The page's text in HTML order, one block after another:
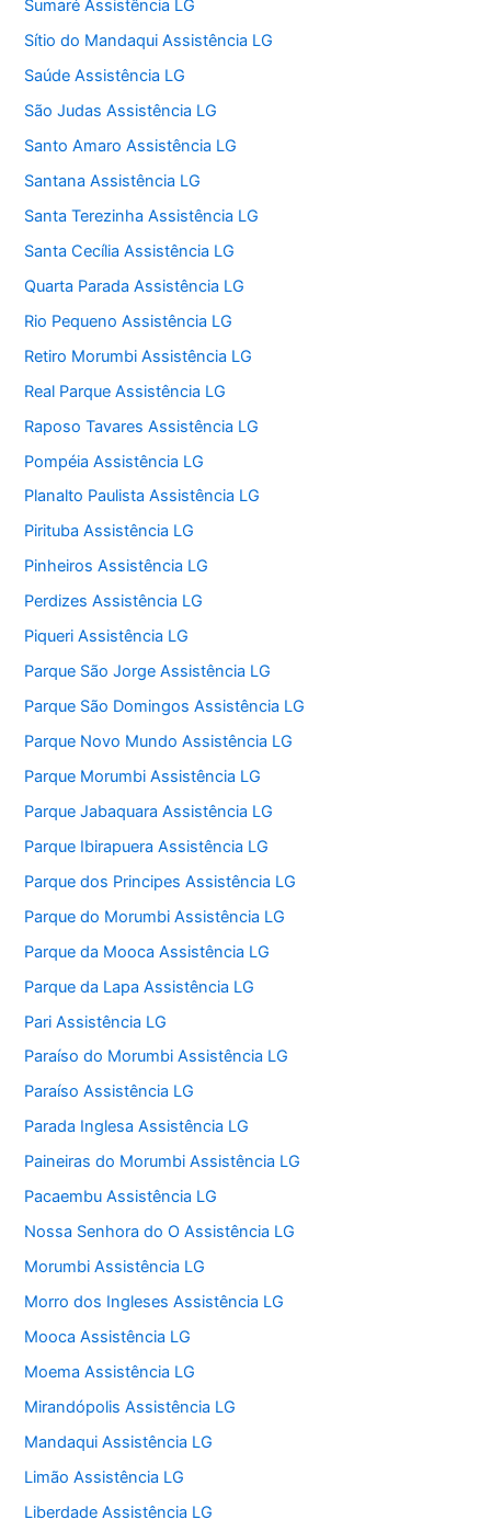
Sumaré Assistência LG
Sítio do Mandaqui Assistência LG
Saúde Assistência LG
São Judas Assistência LG
Santo Amaro Assistência LG
Santana Assistência LG
Santa Terezinha Assistência LG
Santa Cecília Assistência LG
Quarta Parada Assistência LG
Rio Pequeno Assistência LG
Retiro Morumbi Assistência LG
Real Parque Assistência LG
Raposo Tavares Assistência LG
Pompéia Assistência LG
Planalto Paulista Assistência LG
Pirituba Assistência LG
Pinheiros Assistência LG
Perdizes Assistência LG
Piqueri Assistência LG
Parque São Jorge Assistência LG
Parque São Domingos Assistência LG
Parque Novo Mundo Assistência LG
Parque Morumbi Assistência LG
Parque Jabaquara Assistência LG
Parque Ibirapuera Assistência LG
Parque dos Principes Assistência LG
Parque do Morumbi Assistência LG
Parque da Mooca Assistência LG
Parque da Lapa Assistência LG
Pari Assistência LG
Paraíso do Morumbi Assistência LG
Paraíso Assistência LG
Parada Inglesa Assistência LG
Paineiras do Morumbi Assistência LG
Pacaembu Assistência LG
Nossa Senhora do O Assistência LG
Morumbi Assistência LG
Morro dos Ingleses Assistência LG
Mooca Assistência LG
Moema Assistência LG
Mirandópolis Assistência LG
Mandaqui Assistência LG
Limão Assistência LG
Liberdade Assistência LG